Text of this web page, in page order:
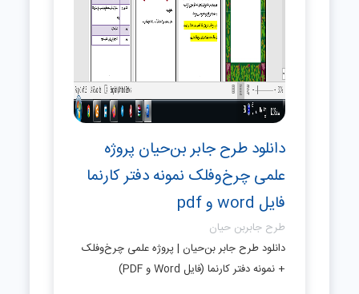
دانلود طرح جابر بن‌حیان پروژه
علمی چرخ‌و‌فلک نمونه دفتر کارنما
فایل word و pdf
طرح جابربن حیان
دانلود طرح جابر بن‌حیان | پروژه علمی چرخ‌و‌فلک
+ نمونه دفتر کارنما (فایل Word و PDF)